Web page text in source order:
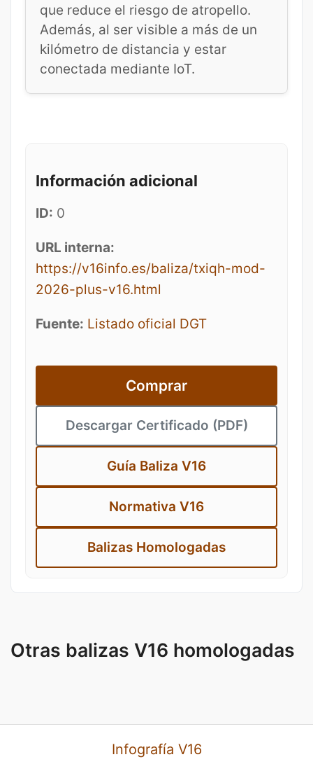
que reduce el riesgo de atropello.
Además, al ser visible a más de un
kilómetro de distancia y estar
conectada mediante IoT.
Información adicional
ID: 0
URL interna:
https://v16info.es/baliza/txiqh-mod-
2026-plus-v16.html
Fuente: Listado oficial DGT
Comprar
Descargar Certificado (PDF)
Guía Baliza V16
Normativa V16
Balizas Homologadas
Otras balizas V16 homologadas
Infografía V16